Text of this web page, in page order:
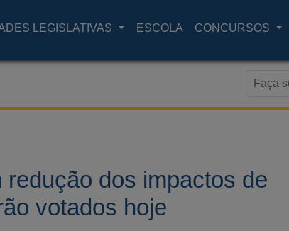
LEGISLATIVAS ESCOLA CONCURSOS
dos impactos de
votados hoje